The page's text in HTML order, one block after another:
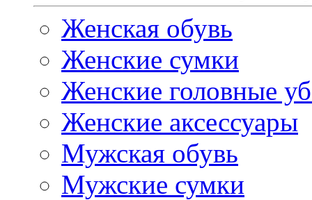
Женская обувь
Женские сумки
Женские головные
Женские аксессуары
Мужская обувь
Мужские сумки